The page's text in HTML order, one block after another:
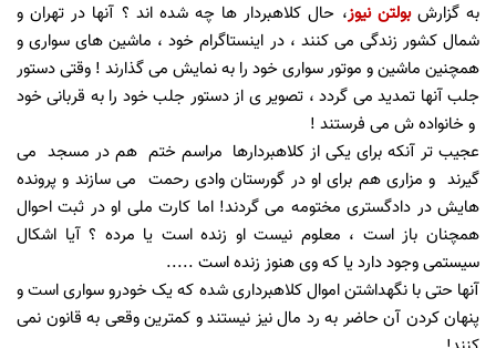
به گزارشبولتن نیوز، حال کلاهبردار ها چه شده اند ؟ آنها در تهران و
شمال کشور زندگی می کنند ، در اینستاگرام خود ، ماشین های سواری و
همچنین ماشین و موتور سواری خود را به نمایش می گذارند ! وقتی دستور
جلب آنها تمدید می گردد ، تصویر ی از دستور جلب خود را به قربانی خود
و خانواده ش می فرستند !
عجیب تر آنکه برای یکی از کلاهبردارها مراسم ختم هم در مسجد می
گیرند و مزاری هم برای او در گورستان وادی رحمت می سازند و پرونده
هایش در دادگستری مختومه می گردند! اما کارت ملی او در ثبت احوال
همچنان باز است ، معلوم نیست او زنده است یا مرده ؟ آیا اشکال
سیستمی وجود دارد یا که وی هنوز زنده است .....
آنها حتی با نگهداشتن اموال کلاهبرداری شده که یک خودرو سواری است و
پنهان کردن آن حاضر به رد مال نیز نیستند و کمترین وقعی به قانون نمی